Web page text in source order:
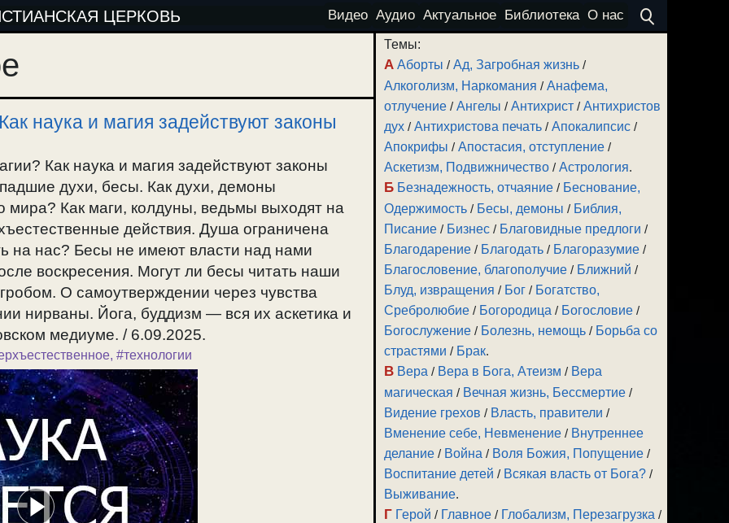
ЦЕРКОВЬ Видео Аудио Актуальное Библиотека О нас
наука и магия задействуют законы
Как наука и магия задействуют законы
духи, бесы. Как духи, демоны
мира? Как маги, колдуны, ведьмы выходят на
действия. Душа ограничена
на нас? Бесы не имеют власти над нами
воскресения. Могут ли бесы читать наши
О самоутверждении через чувства
нирваны. Йога, буддизм — вся их аскетика и
медиуме. / 6.09.2025.
, #технологии
Темы:
А Аборты /Ад, Загробная жизнь /
Алкоголизм, Наркомания /Анафема,
отлучение /Ангелы /Антихрист /Антихристов
дух /Антихристова печать /Апокалипсис /
Апокрифы /Апостасия, отступление /
Аскетизм, Подвижничество /Астрология.
Б Безнадежность, отчаяние / Беснование,
Одержимость / Бесы, демоны / Библия,
Писание / Бизнес / Благовидные предлоги /
Благодарение / Благодать / Благоразумие /
Благословение, благополучие / Ближний /
Блуд, извращения / Бог / Богатство,
Сребролюбие / Богородица / Богословие /
Богослужение / Болезнь, немощь / Борьба со
страстями / Брак.
В Вера / Вера в Бога, Атеизм / Вера
магическая / Вечная жизнь, Бессмертие /
Видение грехов / Власть, правители /
Вменение себе, Невменение / Внутреннее
делание / Война / Воля Божия, Попущение /
Воспитание детей / Всякая власть от Бога? /
Выживание.
Г Герой / Главное / Глобализм, Перезагрузка /